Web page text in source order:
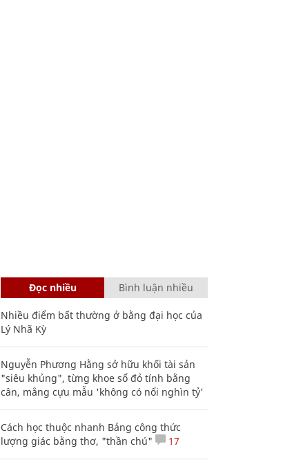
Đọc nhiều Bình luận nhiều
Nhiều điểm bất thường ở bằng đại học của
Lý Nhã Kỳ
Nguyễn Phương Hằng sở hữu khối tài sản
"siêu khủng", từng khoe sổ đỏ tính bằng
cân, mắng cựu mẫu 'không có nổi nghìn tỷ'
Cách học thuộc nhanh Bảng công thức
lượng giác bằng thơ, "thần chú"
17